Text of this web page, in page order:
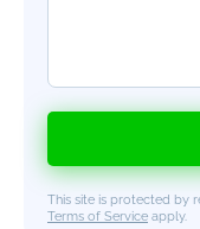
This site is protected by
Terms of Service apply.